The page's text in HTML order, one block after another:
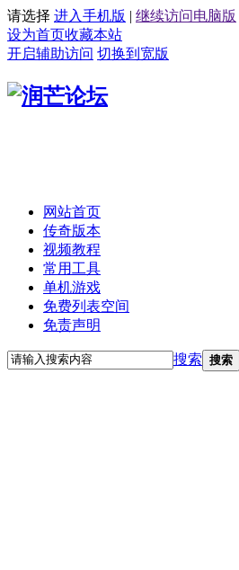
请选择 进入手机版 | 继续访问电脑版
设为首页收藏本站
开启辅助访问 切换到宽版
网站首页
传奇版本
视频教程
常用工具
单机游戏
免费列表空间
免责声明
搜索 搜索